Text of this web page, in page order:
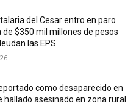
del Cesar entro en paro
de $350 mil millones de pesos
las EPS
como desaparecido en
hallado asesinado en zona rural